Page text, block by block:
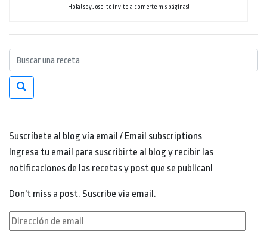
Hola! soy Jose! te invito a comerte mis páginas!
Suscríbete al blog vía email / Email subscriptions
Ingresa tu email para suscribirte al blog y recibir las
notificaciones de las recetas y post que se publican!
Don't miss a post. Suscribe via email.
Dirección